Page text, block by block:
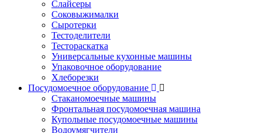
Слайсеры
Соковыжималки
Сыротерки
Тестоделители
Тестораскатка
Универсальные кухонные машины
Упаковочное оборудование
Хлеборезки
Посудомоечное оборудование
Стаканомоечные машины
Фронтальная посудомоечная машина
Купольные посудомоечные машины
Водоумягчители